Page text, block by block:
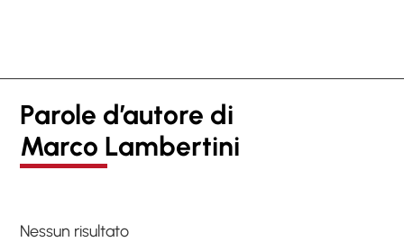
Parole d’autore di
Marco Lambertini
Nessun risultato